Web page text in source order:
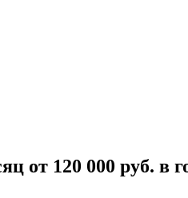
от 120 000 руб. в